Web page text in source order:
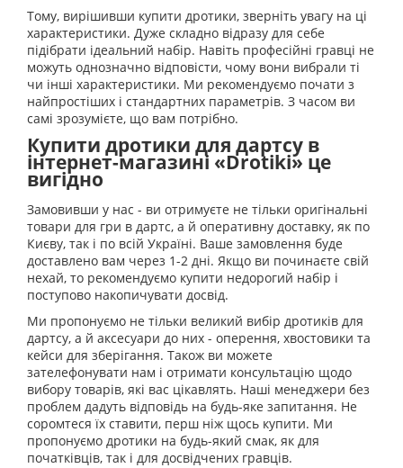
Тому, вирішивши купити дротики, зверніть увагу на ці
характеристики. Дуже складно відразу для себе
підібрати ідеальний набір. Навіть професійні гравці не
можуть однозначно відповісти, чому вони вибрали ті
чи інші характеристики. Ми рекомендуємо почати з
найпростіших і стандартних параметрів. З часом ви
самі зрозумієте, що вам потрібно.
Купити дротики для дартсу в
інтернет-магазині «Drotiki» це
вигідно
Замовивши у нас - ви отримуєте не тільки оригінальні
товари для гри в дартс, а й оперативну доставку, як по
Києву, так і по всій Україні. Ваше замовлення буде
доставлено вам через 1-2 дні. Якщо ви починаєте свій
нехай, то рекомендуємо купити недорогий набір і
поступово накопичувати досвід.
Ми пропонуємо не тільки великий вибір дротиків для
дартсу, а й аксесуари до них - оперення, хвостовики та
кейси для зберігання. Також ви можете
зателефонувати нам і отримати консультацію щодо
вибору товарів, які вас цікавлять. Наші менеджери без
проблем дадуть відповідь на будь-яке запитання. Не
соромтеся їх ставити, перш ніж щось купити. Ми
пропонуємо дротики на будь-який смак, як для
початківців, так і для досвідчених гравців.